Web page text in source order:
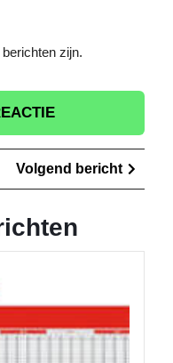
zijn.
Volgend bericht
bericht